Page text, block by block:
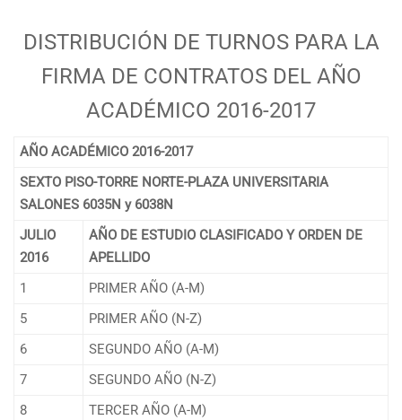
DISTRIBUCIÓN DE TURNOS PARA LA
FIRMA DE CONTRATOS DEL AÑO
ACADÉMICO 2016-2017
AÑO ACADÉMICO 2016-2017
SEXTO PISO-TORRE NORTE-PLAZA UNIVERSITARIA
SALONES 6035N y 6038N
JULIO
2016
AÑO DE ESTUDIO CLASIFICADO Y ORDEN DE
APELLIDO
1
PRIMER AÑO (A-M)
5
PRIMER AÑO (N-Z)
6
SEGUNDO AÑO (A-M)
7
SEGUNDO AÑO (N-Z)
8
TERCER AÑO (A-M)